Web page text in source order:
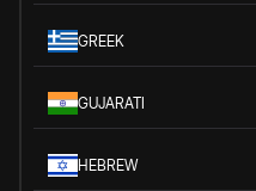
GREEK
GUJARATI
HEBREW